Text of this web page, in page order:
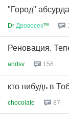
"Город"
Dr Дровосек™
Реновация.
andsv 156
кто нибудь в
chocolate 87